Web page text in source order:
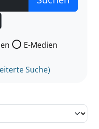
der Sie suchen wollen.
E-Medien
Suche)